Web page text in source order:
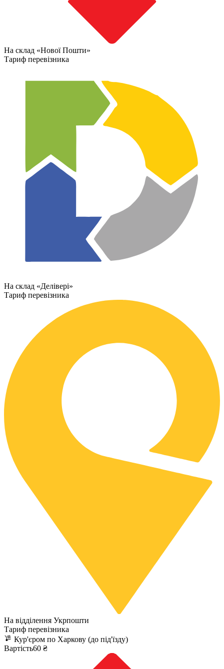
На склад «Нової Пошти»
Тариф перевізника
На склад «Делівері»
Тариф перевізника
На відділення Укрпошти
Тариф перевізника
Кур'єром по Харкову (до під'їзду)
Вартість60 ₴